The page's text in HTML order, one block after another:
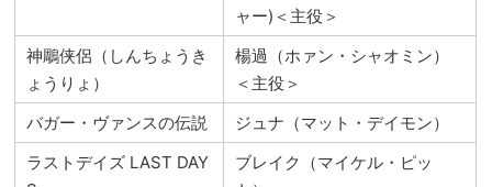
ャー)＜主役＞
神鵰侠侶（しんちょうき
ょうりょ）
楊過（ホァン・シャオミン）
＜主役＞
バガー・ヴァンスの伝説
ジュナ（マット・デイモン）
ラストデイズ LAST DAY
ブレイク（マイケル・ピッ